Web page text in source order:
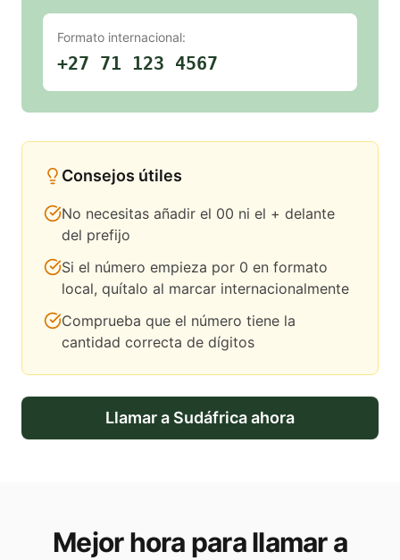
Formato internacional:
+27 71 123 4567
Consejos útiles
No necesitas añadir el 00 ni el + delante
del prefijo
Si el número empieza por 0 en formato
local, quítalo al marcar internacionalmente
Comprueba que el número tiene la
cantidad correcta de dígitos
Llamar a Sudáfricaahora
Mejor hora para llamar a